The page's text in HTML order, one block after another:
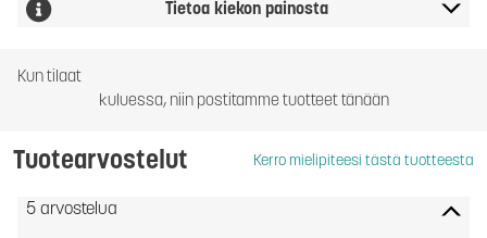
Tietoa kiekon painosta
Kun tilaat
kuluessa, niin postitamme tuotteet tänään
Tuotearvostelut Kerro mielipiteesi tästä tuotteesta
5 arvostelua